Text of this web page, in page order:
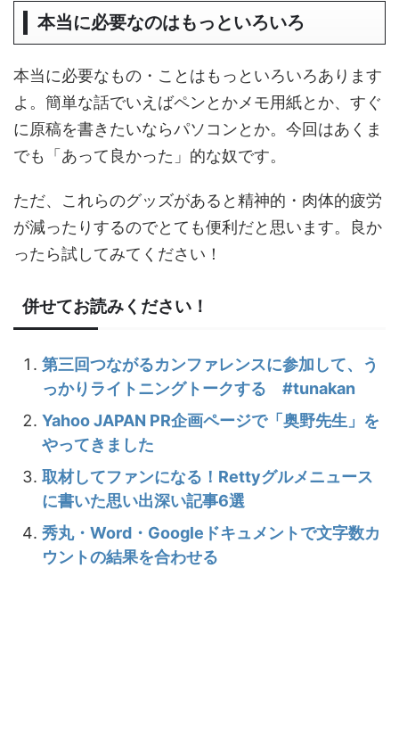
本当に必要なのはもっといろいろ
本当に必要なもの・ことはもっといろいろあります
よ。簡単な話でいえばペンとかメモ用紙とか、すぐ
に原稿を書きたいならパソコンとか。今回はあくま
でも「あって良かった」的な奴です。
ただ、これらのグッズがあると精神的・肉体的疲労
が減ったりするのでとても便利だと思います。良か
ったら試してみてください！
併せてお読みください！
第三回つながるカンファレンスに参加して、う
っかりライトニングトークする #tunakan
Yahoo JAPAN PR企画ページで「奥野先生」を
やってきました
取材してファンになる！Rettyグルメニュース
に書いた思い出深い記事6選
秀丸・Word・Googleドキュメントで文字数カ
ウントの結果を合わせる